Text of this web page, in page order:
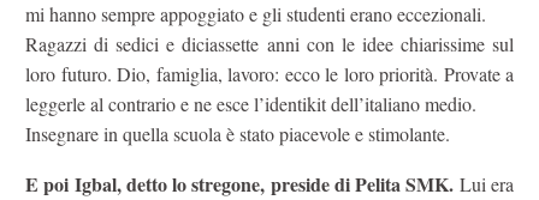
mi hanno sempre appoggiato e gli studenti erano eccezionali.
Ragazzi di sedici e diciassette anni con le idee chiarissime sul
loro futuro. Dio, famiglia, lavoro: ecco le loro priorità. Provate a
leggerle al contrario e ne esce l’identikit dell’italiano medio.
Insegnare in quella scuola è stato piacevole e stimolante.
E poi Igbal, detto lo stregone, preside di Pelita SMK. Lui era